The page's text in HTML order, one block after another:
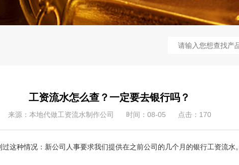
工资流水怎么查？一定要去银行吗？
来源：本地代做工资流水制作公司 时间：08-05 点击：170
种情况：新公司人事要求我们提供在之前公司的几个月的银行工资流水